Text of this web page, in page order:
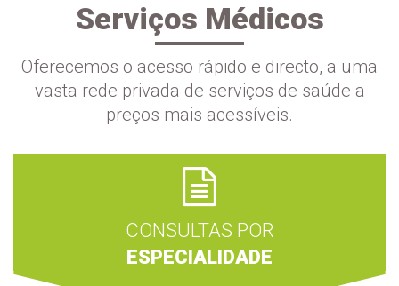
Serviços Médicos
Oferecemos o acesso rápido e directo, a uma
vasta rede privada de serviços de saúde a
preços mais acessíveis.
CONSULTAS POR
ESPECIALIDADE